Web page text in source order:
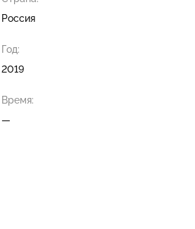
Россия
Год:
2019
Время:
—